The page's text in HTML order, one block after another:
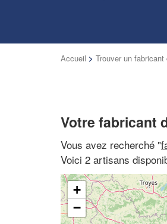
Accueil > Trouver un
Votre fabricant
Vous avez recherché "
Voici 2 artisans
+
−